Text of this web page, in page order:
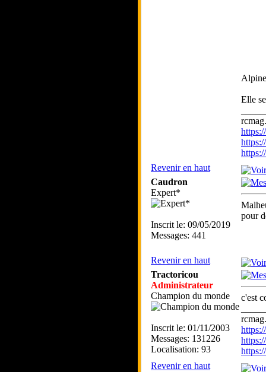
Elle
Revenir en haut
Caudron
Expert*
Inscrit le: 09/05/2019
Messages: 441
pour
Revenir en haut
Tractoricou
Administrateur
Champion du monde
Inscrit le: 01/11/2003
Messages: 131226
Localisation: 93
c'est
Revenir en haut